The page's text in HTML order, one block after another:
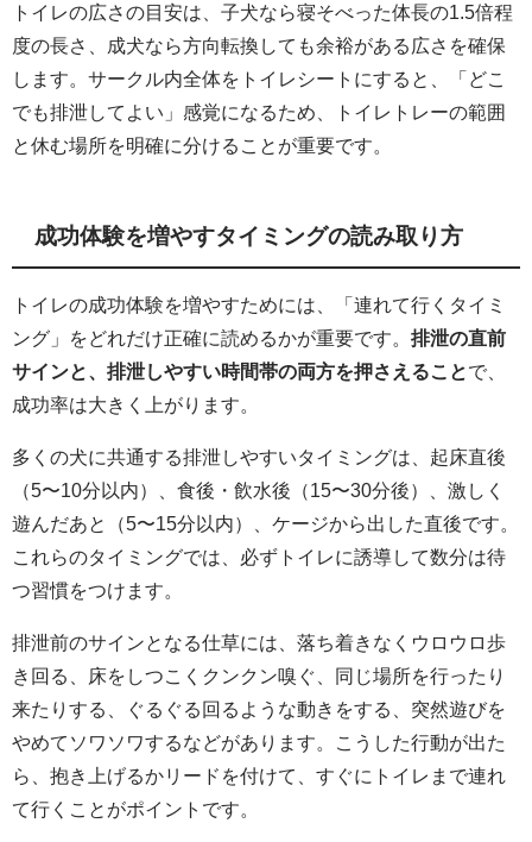
トイレの広さの目安は、子犬なら寝そべった体長の1.5倍程
度の長さ、成犬なら方向転換しても余裕がある広さを確保
します。サークル内全体をトイレシートにすると、「どこ
でも排泄してよい」感覚になるため、トイレトレーの範囲
と休む場所を明確に分けることが重要です。
成功体験を増やすタイミングの読み取り方
トイレの成功体験を増やすためには、「連れて行くタイミ
ング」をどれだけ正確に読めるかが重要です。 排泄の直前
サインと、排泄しやすい時間帯の両方を押さえることで、
成功率は大きく上がります。
多くの犬に共通する排泄しやすいタイミングは、起床直後
（5〜10分以内）、食後・飲水後（15〜30分後）、激しく
遊んだあと（5〜15分以内）、ケージから出した直後です。
これらのタイミングでは、必ずトイレに誘導して数分は待
つ習慣をつけます。
排泄前のサインとなる仕草には、落ち着きなくウロウロ歩
き回る、床をしつこくクンクン嗅ぐ、同じ場所を行ったり
来たりする、ぐるぐる回るような動きをする、突然遊びを
やめてソワソワするなどがあります。こうした行動が出た
ら、抱き上げるかリードを付けて、すぐにトイレまで連れ
て行くことがポイントです。